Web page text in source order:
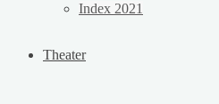
Index 2021
Theater